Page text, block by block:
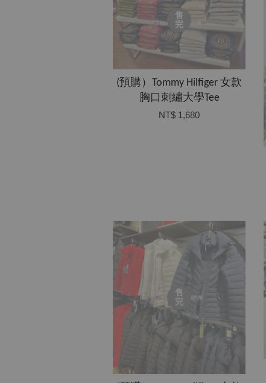
售
完
(預購）Tommy Hilfiger 女款
胸口刺繡大學Tee
NT$ 1,680
售
完